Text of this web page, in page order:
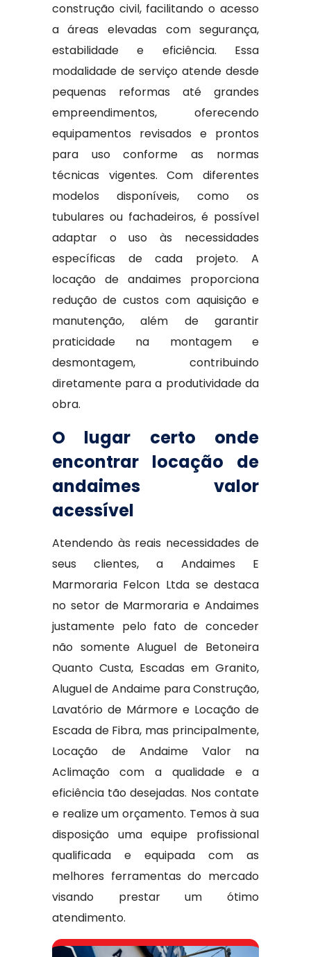
construção civil, facilitando o acesso
a áreas elevadas com segurança,
estabilidade e eficiência. Essa
modalidade de serviço atende desde
pequenas reformas até grandes
empreendimentos, oferecendo
equipamentos revisados e prontos
para uso conforme as normas
técnicas vigentes. Com diferentes
modelos disponíveis, como os
tubulares ou fachadeiros, é possível
adaptar o uso às necessidades
específicas de cada projeto. A
locação de andaimes proporciona
redução de custos com aquisição e
manutenção, além de garantir
praticidade na montagem e
desmontagem, contribuindo
diretamente para a produtividade da
obra.
O lugar certo onde
encontrar locação de
andaimes valor
acessível
Atendendo às reais necessidades de
seus clientes, a Andaimes E
Marmoraria Felcon Ltda se destaca
no setor de Marmoraria e Andaimes
justamente pelo fato de conceder
não somente Aluguel de Betoneira
Quanto Custa, Escadas em Granito,
Aluguel de Andaime para Construção,
Lavatório de Mármore e Locação de
Escada de Fibra, mas principalmente,
Locação de Andaime Valor na
Aclimação com a qualidade e a
eficiência tão desejadas. Nos contate
e realize um orçamento. Temos à sua
disposição uma equipe profissional
qualificada e equipada com as
melhores ferramentas do mercado
visando prestar um ótimo
atendimento.